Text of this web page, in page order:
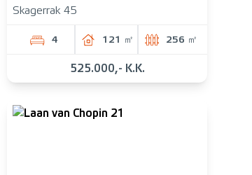
Skagerrak 45
4 121 ㎡ 256 ㎡
525.000,- K.K.